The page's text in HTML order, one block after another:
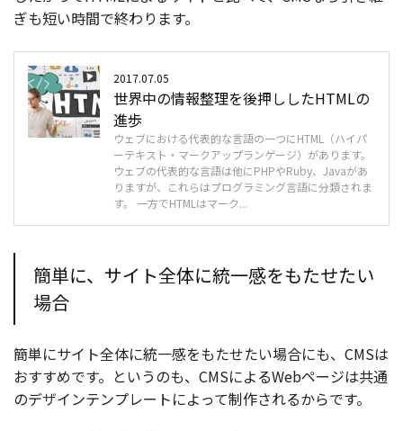
ぎも短い時間で終わります。
2017.07.05
世界中の情報整理を後押ししたHTMLの
進歩
ウェブにおける代表的な言語の一つにHTML（ハイパ
ーテキスト・マークアップランゲージ）があります。
ウェブの代表的な言語は他にPHPやRuby、Javaがあ
りますが、これらはプログラミング言語に分類されま
す。 一方でHTMLはマーク...
簡単に、サイト全体に統一感をもたせたい
場合
簡単にサイト全体に統一感をもたせたい場合にも、CMSは
おすすめです。というのも、CMSによるWebページは共通
のデザインテンプレートによって制作されるからです。